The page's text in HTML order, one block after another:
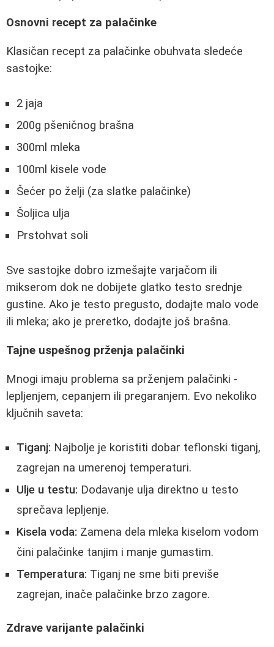
Osnovni recept za palačinke
Klasičan recept za palačinke obuhvata sledeće
sastojke:
2 jaja
200g pšeničnog brašna
300ml mleka
100ml kisele vode
Šećer po želji (za slatke palačinke)
Šoljica ulja
Prstohvat soli
Sve sastojke dobro izmešajte varjačom ili
mikserom dok ne dobijete glatko testo srednje
gustine. Ako je testo pregusto, dodajte malo vode
ili mleka; ako je preretko, dodajte još brašna.
Tajne uspešnog prženja palačinki
Mnogi imaju problema sa prženjem palačinki -
lepljenjem, cepanjem ili pregaranjem. Evo nekoliko
ključnih saveta:
Tiganj: Najbolje je koristiti dobar teflonski tiganj,
zagrejan na umerenoj temperaturi.
Ulje u testu: Dodavanje ulja direktno u testo
sprečava lepljenje.
Kisela voda: Zamena dela mleka kiselom vodom
čini palačinke tanjim i manje gumastim.
Temperatura: Tiganj ne sme biti previše
zagrejan, inače palačinke brzo zagore.
Zdrave varijante palačinki